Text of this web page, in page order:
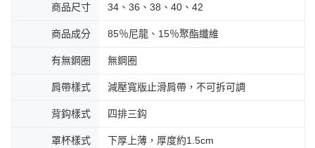
商品尺寸 34、36、38、40、42
商品成分 85％尼龍、15％聚酯纖維
有無鋼圈 無鋼圈
肩帶樣式 減壓寬版止滑肩帶，不可拆可調
背鈎樣式 四排三鈎
罩杯樣式 下厚上薄，厚度約1.5cm